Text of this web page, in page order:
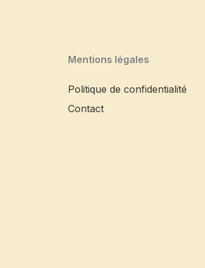
Mentions légales
Politique de confidentialité
Contact